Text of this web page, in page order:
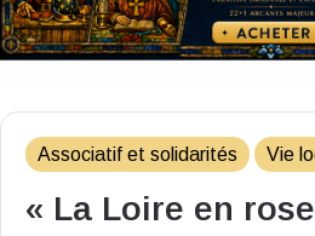
Associatif et solidarités Vie
« La Loire en